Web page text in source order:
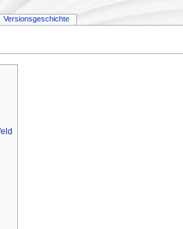
Versionsgeschichte